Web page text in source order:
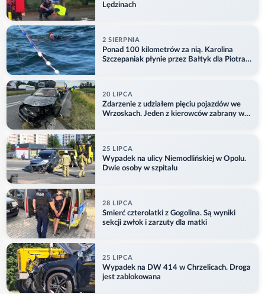
Lędzinach
2 SIERPNIA
Ponad 100 kilometrów za nią. Karolina
Szczepaniak płynie przez Bałtyk dla Piotra.
20 LIPCA
Zdarzenie z udziałem pięciu pojazdów we
Wrzoskach. Jeden z kierowców zabrany w
25 LIPCA
Wypadek na ulicy Niemodlińskiej w Opolu.
Dwie osoby w szpitalu
28 LIPCA
Śmierć czterolatki z Gogolina. Są wyniki
sekcji zwłok i zarzuty dla matki
25 LIPCA
Wypadek na DW 414 w Chrzelicach. Droga
jest zablokowana